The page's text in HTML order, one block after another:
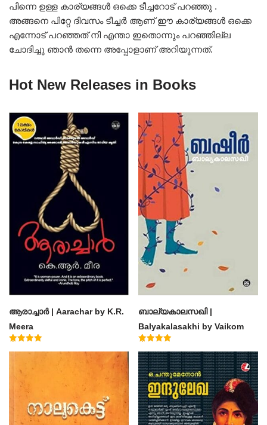
പിന്നെ ഉള്ള കാര്യങ്ങൾ ഒക്കെ ടീച്ചറോട് പറഞ്ഞു .
അങ്ങനെ പിറ്റേ ദിവസം ടീച്ചർ ആണ് ഈ കാര്യങ്ങൾ ഒക്കെ
എന്നോട് പറഞ്ഞത് നി എന്താ ഇതൊന്നും പറഞ്ഞില്ല
ചോദിച്ചു ഞാൻ തന്നെ അപ്പോളാണ് അറിയുന്നത്.
Hot New Releases in Books
ആരാച്ചാര്‍ | Aarachar by K.R.
Meera
ബാല്യകാലസഖി |
Balyakalasakhi by Vaikom
Muhammad Basheer
4.60
out of 5